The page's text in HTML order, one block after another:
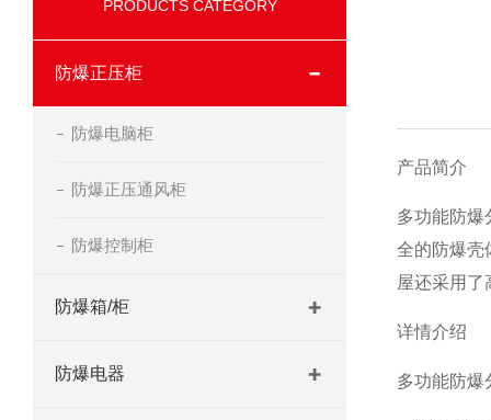
PRODUCTS CATEGORY
防爆正压柜
防爆电脑柜
防爆正压通风柜
防爆控制柜
防爆箱/柜
防爆电器
产品简介
多功能防爆
全的防爆壳
屋还采用
详情介绍
多功能防爆